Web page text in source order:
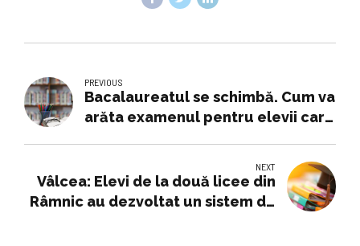
PREVIOUS
Bacalaureatul se schimbă. Cum va
arăta examenul pentru elevii care
NEXT
Vâlcea: Elevi de la două licee din
Râmnic au dezvoltat un sistem de